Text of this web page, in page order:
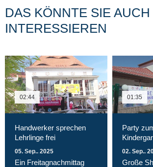
DAS KÖNNTE SIE AUCH
INTERESSIEREN
02:44
Handwerker sprechen
Lehrlinge frei
05. Sep.. 2025
Ein Freitagnachmittag
01:35
Party
02. Sep..
Große